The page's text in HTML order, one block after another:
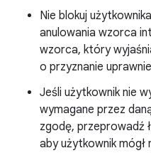
Nie blokuj
anulowania wzorca
wzorca, który
o przyznanie
Jeśli użytkownik nie
wymagane przez
zgodę, przeprowadź
aby użytkownik